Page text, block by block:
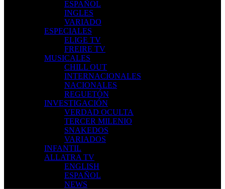
ESPAÑOL
INGLES
VARIADO
ESPECIALES
ELIGE TV
FREIRE TV
MUSICALES
CHILL OUT
INTERNACIONALES
NACIONALES
REGUETÓN
INVESTIGACIÓN
VERDAD OCULTA
TERCER MILENIO
SNAKEDOS
VARIADOS
INFANTIL
ALLATRA TV
ENGLISH
ESPAÑOL
NEWS